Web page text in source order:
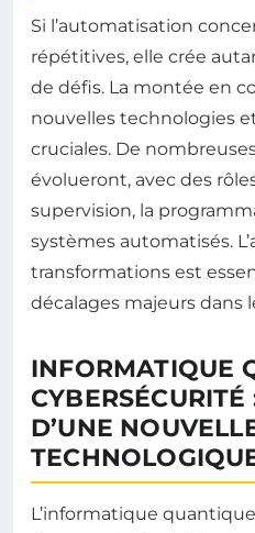
Si l’automatisation
répétitives, elle crée
de défis. La montée en
nouvelles technologies
cruciales. De
évolueront, avec des
supervision, la
systèmes automatisés.
transformations est
décalages majeurs dans
INFORMATIQUE
CYBERSÉCURITÉ
D’UNE
L’informatique